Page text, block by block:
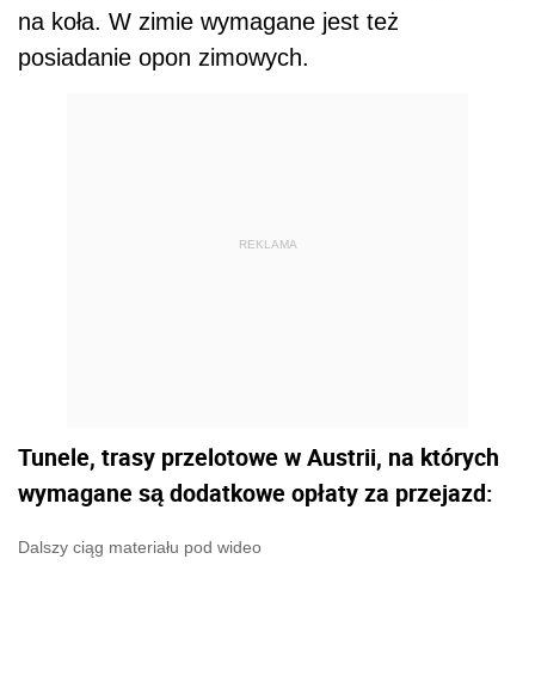
na koła. W zimie wymagane jest też
posiadanie opon zimowych.
REKLAMA
Tunele, trasy przelotowe w Austrii, na których
wymagane są dodatkowe opłaty za przejazd:
Dalszy ciąg materiału pod wideo